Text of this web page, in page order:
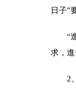
日子”
“
求，進
2